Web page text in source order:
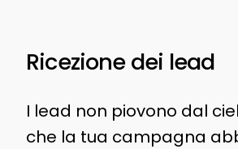
Ricezione dei lead
I lead non piovono dal
che la tua campagna